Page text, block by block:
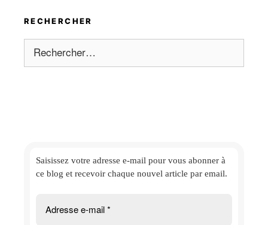
RECHERCHER
Saisissez votre adresse e-mail pour vous abonner à
ce blog et recevoir chaque nouvel article par email.